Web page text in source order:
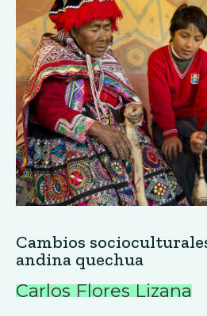
Cambios
andina quechua
Carlos Flores Lizana